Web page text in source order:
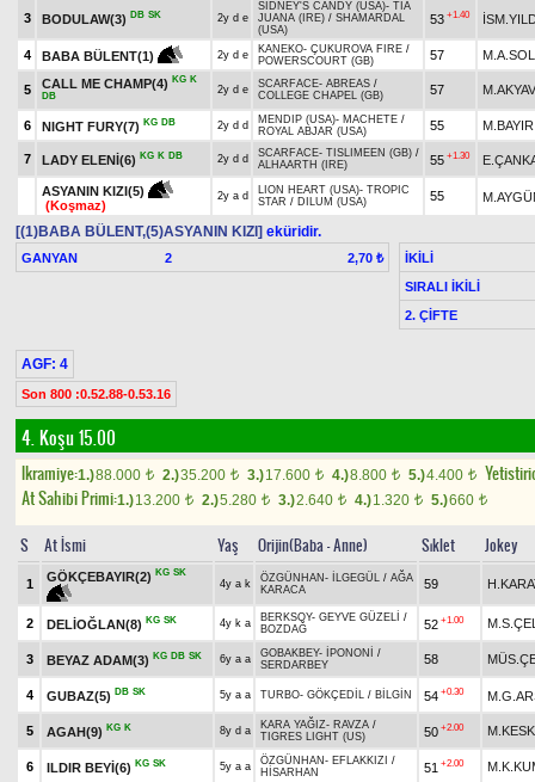
3 BODULAW(3) DB SK 2y d e
SIDNEY'S CANDY (USA)- TIA
JUANA (IRE) / SHAMARDAL
(USA)
53 +1.40
4 BABA BÜLENT(1) 2y d e KANEKO- ÇUKUROVA FIRE /
POWERSCOURT (GB)
57
5 CALL ME CHAMP(4) KG K
DB
2y d e SCARFACE- ABREAS /
COLLEGE CHAPEL (GB)
57
6 NIGHT FURY(7) KG DB 2y d d MENDIP (USA)- MACHETE /
ROYAL ABJAR (USA)
55 M.BAYIR
7 LADY ELENİ(6) KG K DB 2y d d SCARFACE- TISLIMEEN (GB) /
ALHAARTH (IRE)
55 +1.30
ASYANIN KIZI(5)
(Koşmaz)
2y a d LION HEART (USA)- TROPIC
STAR / DILUM (USA) 55
[(1)BABA BÜLENT,(5)ASYANIN KIZI] eküridir.
GANYAN 2 2,70 ₺
İKİLİ
SIRALI İKİLİ
2. ÇİFTE
AGF: 4
Son 800 :0.52.88-0.53.16
4. Koşu 15.00
Ikramiye:1.)88.000 t 2.)35.200 t 3.)17.600 t 4.)8.800 t 5.)4.400 t
At Sahibi Primi:1.)13.200 t 2.)5.280 t 3.)2.640 t 4.)1.320 t 5.)660 t
S At İsmi Yaş Orijin(Baba - Anne) Sıklet Jokey
1
GÖKÇEBAYIR(2) KG SK
4y a k ÖZGÜNHAN - İLGEGÜL / AĞA
KARACA
59
2 DELİOĞLAN(8) KG SK 4y k a BERKSOY- GEYVE GÜZELİ /
BOZDAĞ
52 +1.00
3 BEYAZ ADAM(3) KG DB SK 6y a a GOBAKBEY- İPONONİ
/
SERDARBEY
58
4 GUBAZ(5) DB SK 5y a a TURBO- GÖKÇEDİL / BİLGİN 54 +0.30
5 AGAH(9) KG K 8y d a KARA YAĞIZ- RAVZA /
TIGRES LIGHT (US)
50 +2.00
6 ILDIR BEYİ(6) KG SK 5y a a ÖZGÜNHAN - EFLAKKIZI /
HİSARHAN
51 +2.00